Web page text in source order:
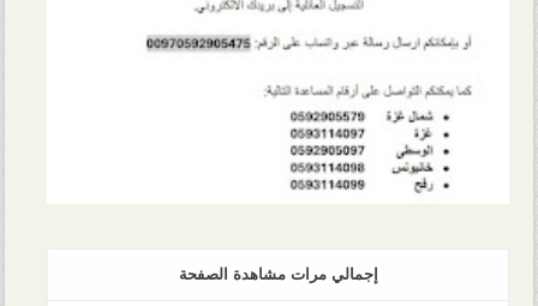
إجمالي مرات مشاهدة الصفحة